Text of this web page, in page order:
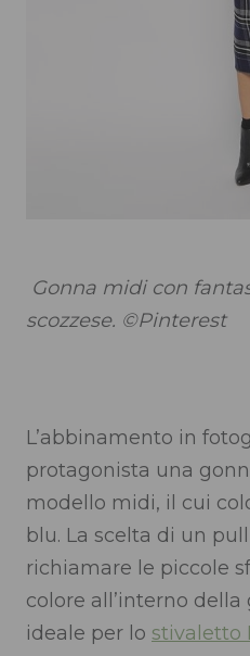
Gonna midi con
scozzese. ©Pinterest
L’abbinamento in
protagonista una
modello midi, il cui
blu. La scelta di un
richiamare le piccole
colore all’interno della
ideale per lo stivaletto